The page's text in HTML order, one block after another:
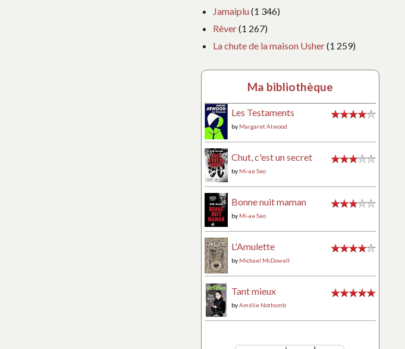
Jamaiplu(1 346)
Rêver(1 267)
La chute de la maison Usher(1 259)
Ma bibliothèque
Les Testaments
by Margaret Atwood
Chut, c'est un secret
by Mi-ae Seo
Bonne nuit maman
by Mi-ae Seo
L'Amulette
by Michael McDowell
Tant mieux
byAmélie Nothomb